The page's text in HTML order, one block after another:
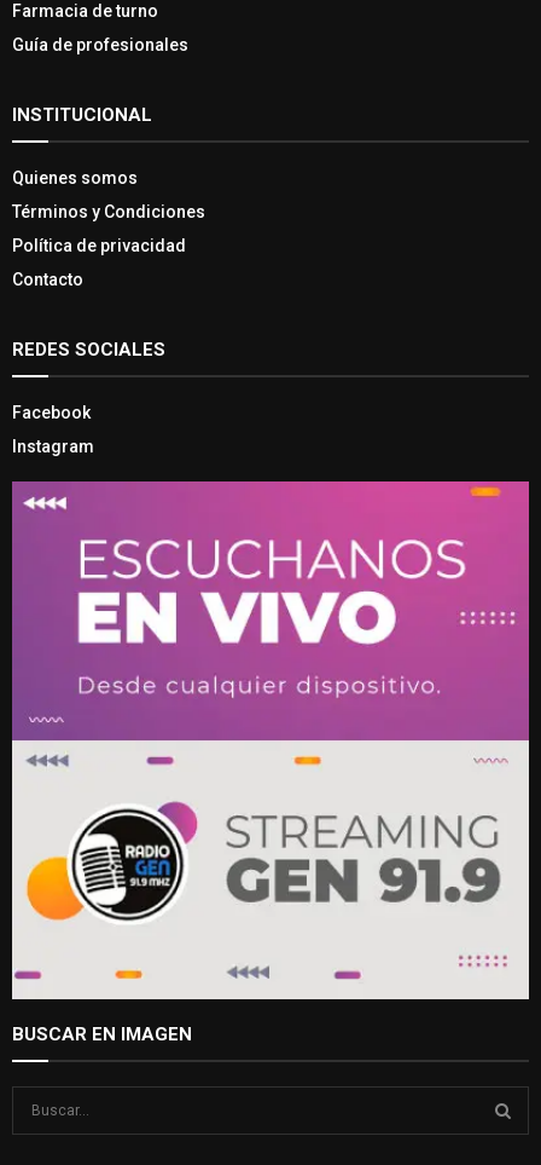
Farmacia de turno
Guía de profesionales
INSTITUCIONAL
Quienes somos
Términos y Condiciones
Política de privacidad
Contacto
REDES SOCIALES
Facebook
Instagram
BUSCAR EN IMAGEN